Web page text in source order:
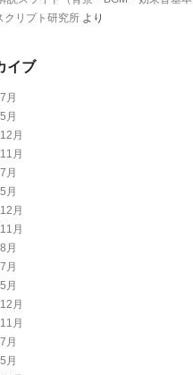
クリプト研究所 より
イブ
月
月
月
月
月
月
月
月
月
月
月
月
月
月
月